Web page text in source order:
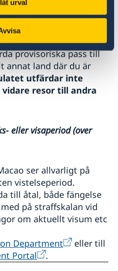
urval
för att senare resa
att du kontrollerar
Observera att vid
i Hongkong endast
provisoriska pass till
annat land där du är
utfärdar inte
resor till andra
eller visaperiod (over
ser allvarligt på
vistelseperiod.
till åtal, både fängelse
på straffskalan vid
om aktuellt visum etc
Department
eller till
Portal
.